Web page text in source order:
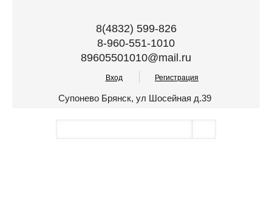
8(4832) 599-826
8-960-551-1010
89605501010@mail.ru
Вход Регистрация
Супонево Брянск, ул Шосейная д.39